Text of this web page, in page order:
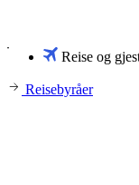
Reise og
Reisebyråer